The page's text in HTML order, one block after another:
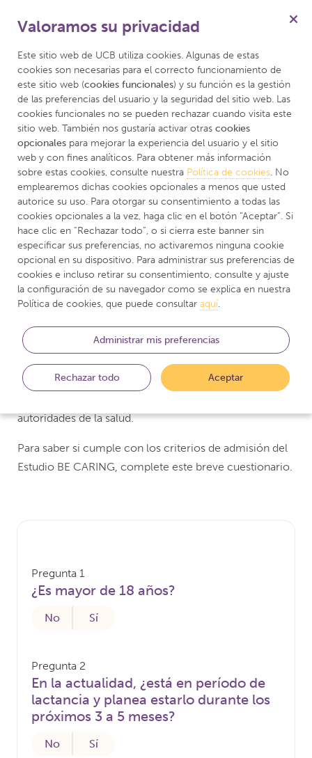
Cómo saber si
califico
¿Puedo participar?
Todos los estudios clínicos tienen una serie de criterios
(llamados criterios de inclusión y exclusión) que las
personas deben cumplir para participar. Estos criterios
son importantes debido a múltiples razones, como la
seguridad de los participantes del estudio y también
para respaldar la validez de los datos del estudio y que
autoridades de la salud.
Para saber si cumple con los criterios de admisión del
Estudio BE CARING, complete este breve cuestionario.
Pregunta 1
¿Es mayor de 18 años?
No Sí
Pregunta 2
En la actualidad, ¿está en período de
lactancia y planea estarlo durante los
próximos 3 a 5 meses?
No Sí
Valoramos su privacidad
Este sitio web de UCB utiliza cookies. Algunas de estas
cookies son necesarias para el correcto funcionamiento de
este sitio web (cookies funcionales) y su función es la gestión
de las preferencias del usuario y la seguridad del sitio web. Las
cookies funcionales no se pueden rechazar cuando visita este
sitio web. También nos gustaría activar otras cookies
opcionales para mejorar la experiencia del usuario y el sitio
web y con fines analíticos. Para obtener más información
sobre estas cookies, consulte nuestra Política de cookies. No
emplearemos dichas cookies opcionales a menos que usted
autorice su uso. Para otorgar su consentimiento a todas las
cookies opcionales a la vez, haga clic en el botón “Aceptar”. Si
hace clic en “Rechazar todo”, o si cierra este banner sin
especificar sus preferencias, no activaremos ninguna cookie
opcional en su dispositivo. Para administrar sus preferencias de
cookies e incluso retirar su consentimiento, consulte y ajuste
la configuración de su navegador como se explica en nuestra
Política de cookies, que puede consultar aquí.
Rechazar todo
Administrar mis preferencias
Aceptar